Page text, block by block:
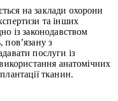
на заклади охорони
та інших
із законодавством
пов’язану з
послуги із
анатомічних
тканин.